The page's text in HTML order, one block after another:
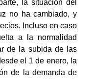
la situación del
no ha cambiado, y
Incluso en caso
a la normalidad
de la subida de las
el 1 de enero, la
de la demanda de